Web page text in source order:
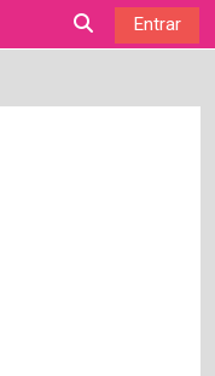
Selector de
Entrar